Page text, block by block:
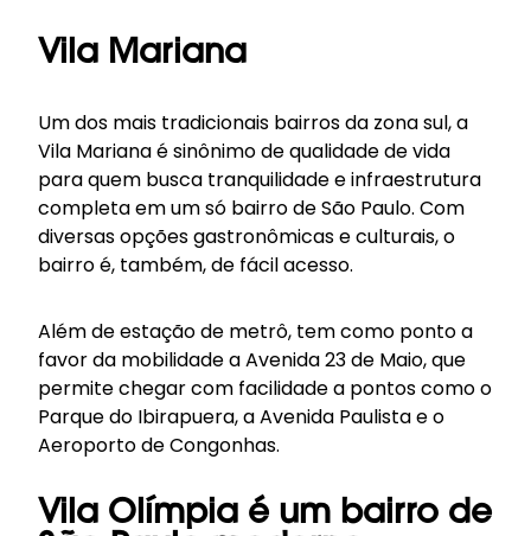
Vila Mariana
Um dos mais tradicionais bairros da zona sul, a
Vila Mariana é sinônimo de qualidade de vida
para quem busca tranquilidade e infraestrutura
completa em um só bairro de São Paulo. Com
diversas opções gastronômicas e culturais, o
bairro é, também, de fácil acesso.
Além de estação de metrô, tem como ponto a
favor da mobilidade a Avenida 23 de Maio, que
permite chegar com facilidade a pontos como o
Parque do Ibirapuera, a Avenida Paulista e o
Aeroporto de Congonhas.
Vila Olímpia é um bairro de